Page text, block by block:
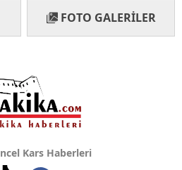
FOTO GALERILER
Kars Haberleri